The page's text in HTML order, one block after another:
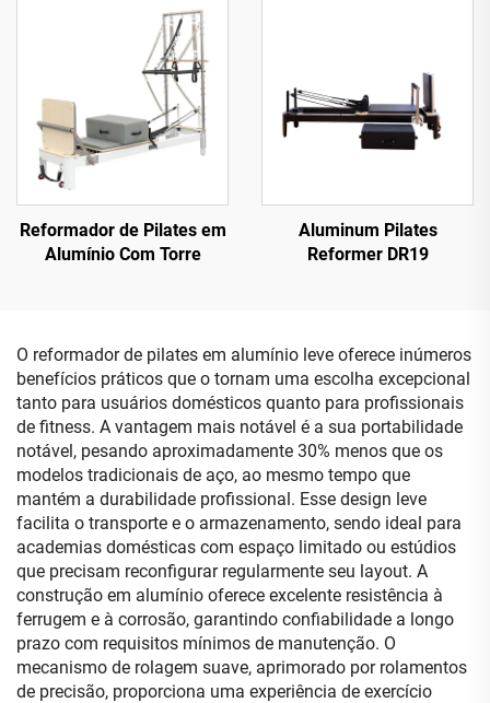
Reformador de Pilates em
Alumínio Com Torre
Aluminum Pilates
Reformer DR19
O reformador de pilates em alumínio leve oferece inúmeros
benefícios práticos que o tornam uma escolha excepcional
tanto para usuários domésticos quanto para profissionais
de fitness. A vantagem mais notável é a sua portabilidade
notável, pesando aproximadamente 30% menos que os
modelos tradicionais de aço, ao mesmo tempo que
mantém a durabilidade profissional. Esse design leve
facilita o transporte e o armazenamento, sendo ideal para
academias domésticas com espaço limitado ou estúdios
que precisam reconfigurar regularmente seu layout. A
construção em alumínio oferece excelente resistência à
ferrugem e à corrosão, garantindo confiabilidade a longo
prazo com requisitos mínimos de manutenção. O
mecanismo de rolagem suave, aprimorado por rolamentos
de precisão, proporciona uma experiência de exercício